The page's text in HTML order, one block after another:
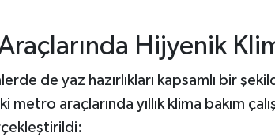
Hijyenik
de yaz hazırlıkları kapsamlı bir
metro araçlarında yıllık klima bakım